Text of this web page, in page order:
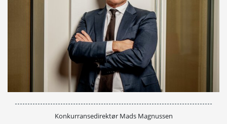
Konkurransedirektør Mads Magnussen